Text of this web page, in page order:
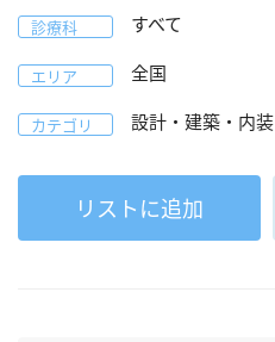
診療科 すべて
エリア 全国
カテゴリ 設計・建築・内装
リストに追加